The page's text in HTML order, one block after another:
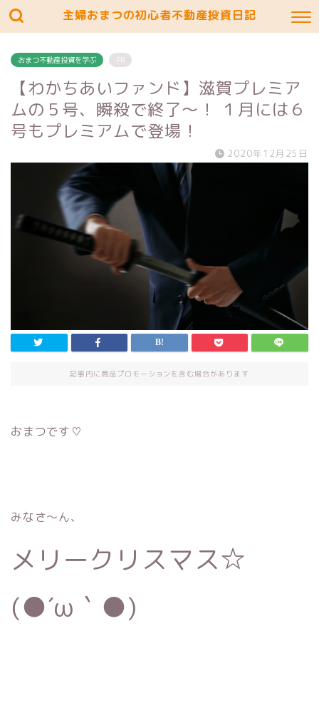
主婦おまつの初心者不動産投資日記
おまつ不動産投資を学ぶ PR
【わかちあいファンド】滋賀プレミア
ムの５号、瞬殺で終了〜！ １月には６
号もプレミアムで登場！
2020年12月25日
記事内に商品プロモーションを含む場合があります
おまつです♡
みなさ〜ん、
メリークリスマス☆
(●´ω｀●)